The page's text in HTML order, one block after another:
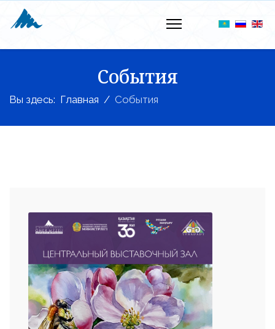
События
Вы здесь: Главная События